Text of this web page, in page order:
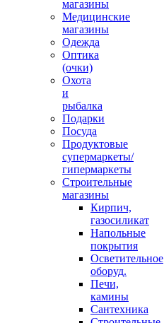
магазины
Медицинские
магазины
Одежда
Оптика
(очки)
Охота
и
рыбалка
Подарки
Посуда
Продуктовые
супермаркеты/
гипермаркеты
Строительные
магазины
Кирпич,
газосиликат
Напольные
покрытия
Осветительное
оборуд.
Печи,
камины
Сантехника